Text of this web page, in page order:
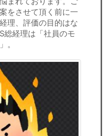
をさせて頂く前に一
理、評価の目的はな
総経理は「社員のモ
。